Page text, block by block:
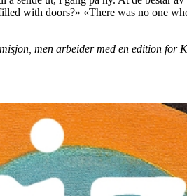
with doors?» «There was no one
men arbeider med en edition for